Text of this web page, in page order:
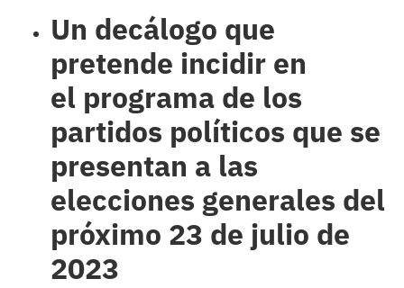
Un decálogo que
pretende incidir en
el programa de los
partidos políticos que se
presentan a las
elecciones generales del
próximo 23 de julio de
2023